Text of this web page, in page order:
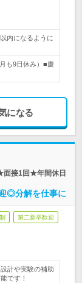
内になるように
も9日休み）■慶
になる
面接1回★年間休日
◎分解を仕事に
第二新卒歓迎
計や実験の補助
です！